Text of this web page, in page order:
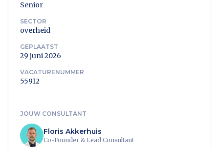
Senior
SECTOR
overheid
GEPLAATST
29 juni 2026
VACATURENUMMER
55912
JOUW CONSULTANT
Floris Akkerhuis
Co-Founder & Lead Consultant